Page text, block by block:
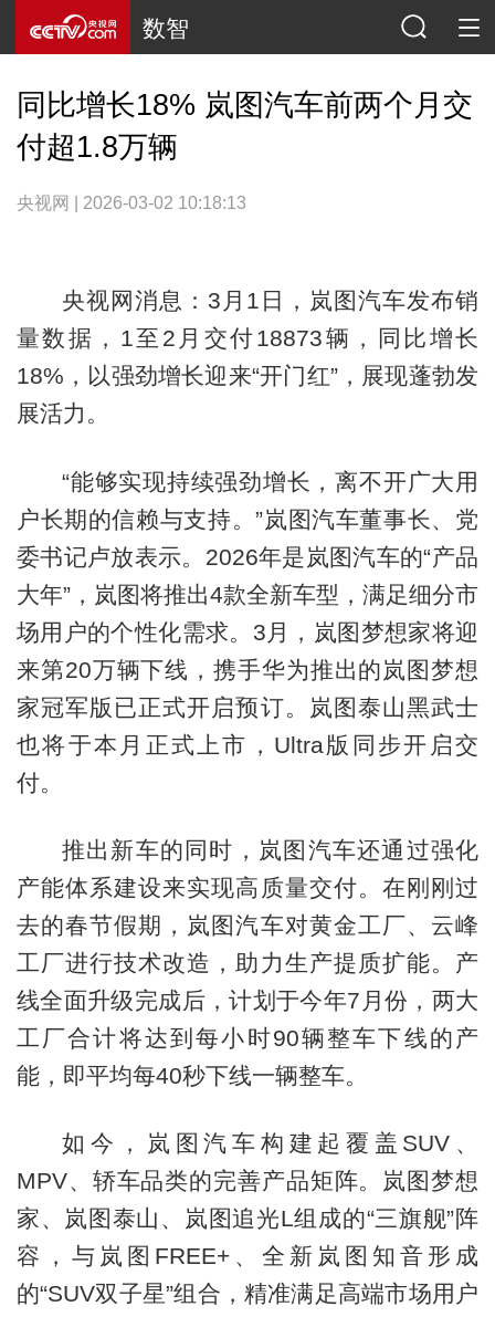
数智
同比增长18% 岚图汽车前两个月交
付超1.8万辆
央视网 | 2026-03-02 10:18:13
央视网消息：3月1日，岚图汽车发布销
量数据，1至2月交付18873辆，同比增长
18%，以强劲增长迎来“开门红”，展现蓬勃发
展活力。
“能够实现持续强劲增长，离不开广大用
户长期的信赖与支持。”岚图汽车董事长、党
委书记卢放表示。2026年是岚图汽车的“产品
大年”，岚图将推出4款全新车型，满足细分市
场用户的个性化需求。3月，岚图梦想家将迎
来第20万辆下线，携手华为推出的岚图梦想
家冠军版已正式开启预订。岚图泰山黑武士
也将于本月正式上市，Ultra版同步开启交
付。
推出新车的同时，岚图汽车还通过强化
产能体系建设来实现高质量交付。在刚刚过
去的春节假期，岚图汽车对黄金工厂、云峰
工厂进行技术改造，助力生产提质扩能。产
线全面升级完成后，计划于今年7月份，两大
工厂合计将达到每小时90辆整车下线的产
能，即平均每40秒下线一辆整车。
如今，岚图汽车构建起覆盖SUV、
MPV、轿车品类的完善产品矩阵。岚图梦想
家、岚图泰山、岚图追光L组成的“三旗舰”阵
容，与岚图FREE+、全新岚图知音形成
的“SUV双子星”组合，精准满足高端市场用户